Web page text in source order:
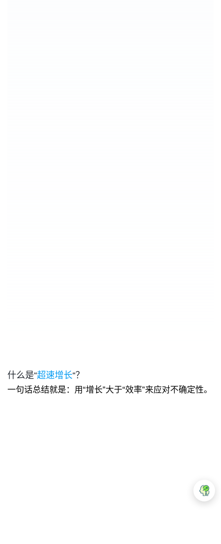
什么是“超速增长“？
一句话总结就是：用“增长”大于“效率”来应对不确定性。